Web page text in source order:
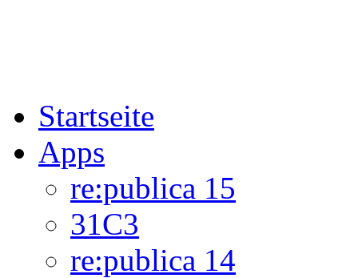
Startseite
Apps
re:publica 15
31C3
re:publica 14